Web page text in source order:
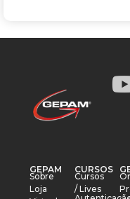
GEPAM
Sobre
Loja
CURSOS
Cursos
/ Lives